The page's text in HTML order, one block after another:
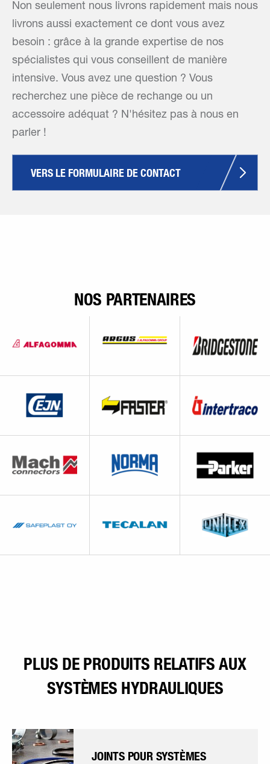
Non seulement nous livrons rapidement mais nous
livrons aussi exactement ce dont vous avez
besoin : grâce à la grande expertise de nos
spécialistes qui vous conseillent de manière
intensive. Vous avez une question ? Vous
recherchez une pièce de rechange ou un
accessoire adéquat ? N'hésitez pas à nous en
parler !
VERS LE FORMULAIRE DE CONTACT
NOS PARTENAIRES
PLUS DE PRODUITS RELATIFS AUX
SYSTÈMES HYDRAULIQUES
JOINTS POUR SYSTÈMES